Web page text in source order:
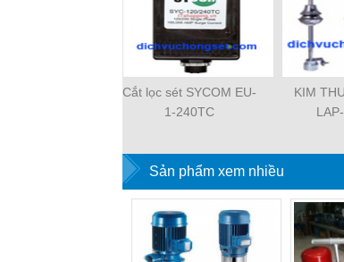
Cắt lọc sét SYCOM EU-
1-240TC
KIM
Sản phẩm xem nhiều